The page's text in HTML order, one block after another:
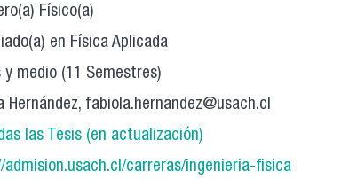
Físico(a)
en Física Aplicada
y medio (11 Semestres)
Hernández, fabiola.hernandez@usach.cl
las Tesis (en actualización)
admision.usach.cl/carreras/ingenieria-fisica